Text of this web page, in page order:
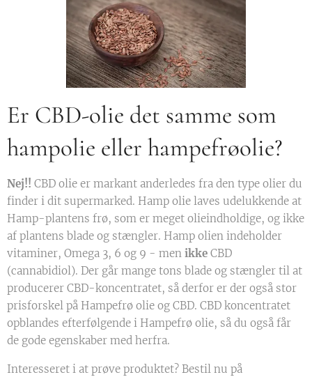
Er CBD-olie det samme som
hampolie eller hampefrøolie?
Nej!! CBD olie er markant anderledes fra den type olier du
finder i dit supermarked. Hamp olie laves udelukkende at
Hamp-plantens frø, som er meget olieindholdige, og ikke
af plantens blade og stængler. Hamp olien indeholder
vitaminer, Omega 3, 6 og 9 - men ikke CBD
(cannabidiol). Der går mange tons blade og stængler til at
producerer CBD-koncentratet, så derfor er der også stor
prisforskel på Hampefrø olie og CBD. CBD koncentratet
opblandes efterfølgende i Hampefrø olie, så du også får
de gode egenskaber med herfra.
Interesseret i at prøve produktet? Bestil nu på